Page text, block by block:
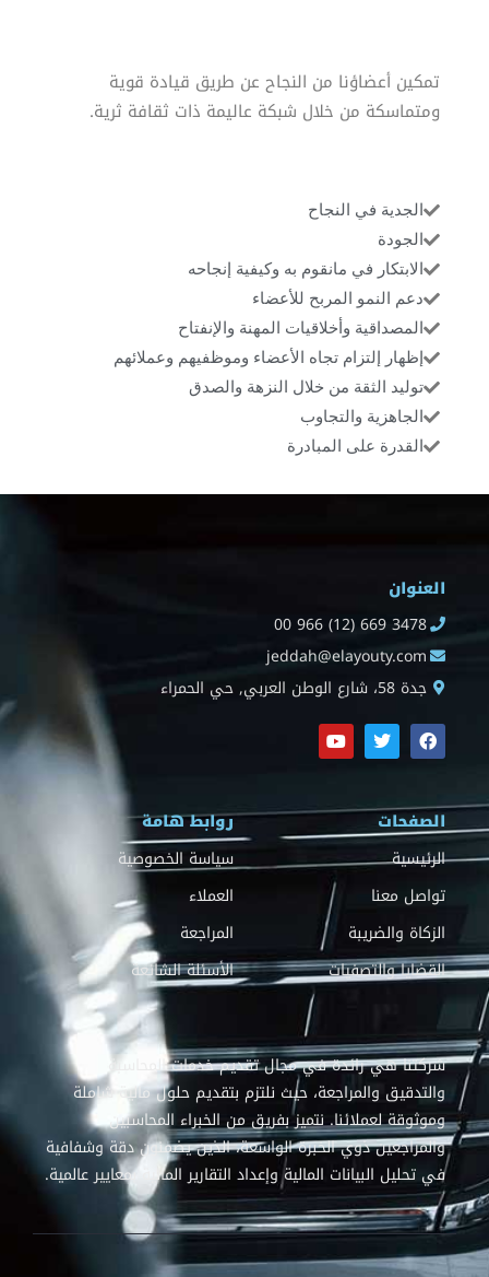
تمكين أعضاؤنا من النجاح عن طريق قيادة قوية
ومتماسكة من خلال شبكة عاليمة ذات ثقافة ثرية.
الجدية في النجاح
الجودة
الابتكار في مانقوم به وكيفية إنجاحه
دعم النمو المربح للأعضاء
المصداقية وأخلاقيات المهنة والإنفتاح
إظهار إلتزام تجاه الأعضاء وموظفيهم وعملائهم
توليد الثقة من خلال النزهة والصدق
الجاهزية والتجاوب
القدرة على المبادرة
العنوان
00 966 (12) 669 3478
jeddah@elayouty.com
جدة 58، شارع الوطن العربي, حي الحمراء
الصفحات
الرئيسية
تواصل معنا
الزكاة والضريبة
القضايا والتصفيات
روابط هامة
سياسة الخصوصية
العملاء
المراجعة
الأسئلة الشائعة
شركتنا هي رائدة في مجال تقديم خدمات المحاسبة
والتدقيق والمراجعة، حيث نلتزم بتقديم حلول مالية شاملة
وموثوقة لعملائنا. نتميز بفريق من الخبراء المحاسبين
والمراجعين ذوي الخبرة الواسعة، الذين يضمنون دقة وشفافية
في تحليل البيانات المالية وإعداد التقارير المالية بمعايير عالمية.